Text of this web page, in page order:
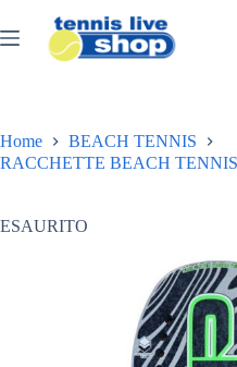
al
contenuto
Home
BEACH TENNIS
RACCHETTE BEACH TENNIS
ESAURITO